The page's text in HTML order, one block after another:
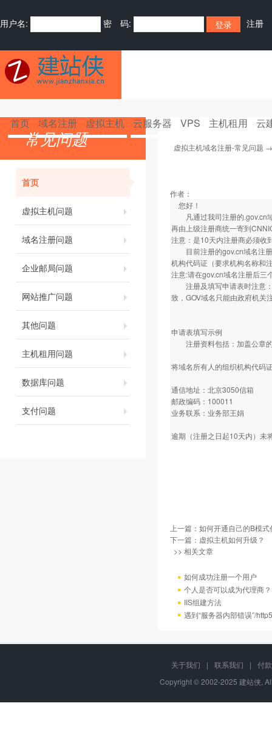
用户名: 密 码: 注册
首页 域名注册 虚拟主机 云服务器 VPS 主机租用 云
常见问题
首页
虚拟主机问题
域名注册问题
企业邮局问题
网站推广问题
其他问题
主机租用问题
数据库问题
支付问题
虚拟主机域名注册-常见问题
作者：
您好！
凡通过我司注册的.gov.cn域
再由上级注册商统一寄到
注意：是10天内注册商必须收
目前注册的gov.cn域名注册
机构代码证（要求机构名称和
注意:请在gov.cn域名注册后三
注册及填写申请表时注意：
致，GOV域名只能由政府机关
申请表填写示例
注册资料包括：加盖公章
将域名所有人的组织机构代码
通信地址：北京3050信箱
邮政编码：100011
业务联系：业务部王娟
逾期（注册之日起10天内）未
上一篇： 如何开通自己的B模式
下一篇： 虚拟主机如何升级？
>> 相关文章
如何成功注册一个用户
个人是否可以成为代理商？
IIS组建方法
遇到“服务器内部错误”/
关于我们 | 联系我们 |
付
Copyright © 2002-2025 建站侠,